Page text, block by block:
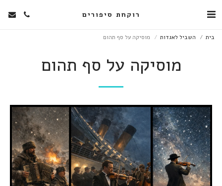
רוקחת סיפורים
בית השביל לאגדות מוסיקה על סף תהום
מוסיקה על סף תהום